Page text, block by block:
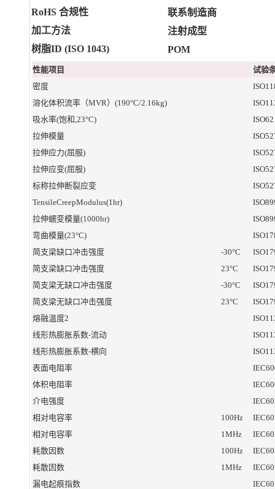
RoHS 合规性
联系制造商
加工方法
注射成型
树脂ID (ISO 1043)
POM
性能项目
试验
密度
溶化体积流率（MVR）(190°C/2.16kg)
吸水率(饱和,23°C)
ISO62
拉伸模量
拉伸应力(屈服)
拉伸应变(屈服)
标称拉伸断裂应变
TensileCreepModulus(1hr)
拉伸蠕变模量(1000hr)
弯曲模量(23°C)
简支梁缺口冲击强度
-30°C
简支梁缺口冲击强度
23°C
简支梁无缺口冲击强度
-30°C
简支梁无缺口冲击强度
23°C
熔融温度2
线形热膨胀系数-流动
线形热膨胀系数-横向
表面电阻率
体积电阻率
介电强度
相对电容率
100Hz
相对电容率
1MHz
耗散因数
100Hz
耗散因数
1MHz
漏电起痕指数